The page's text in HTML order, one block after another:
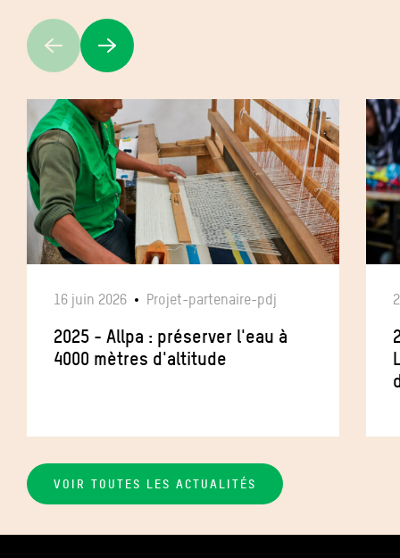
16 juin 2026 Projet-partenaire-pdj
2025 - Allpa : préserver l'eau à
4000 mètres d'altitude
VOIR TOUTES LES ACTUALITÉS